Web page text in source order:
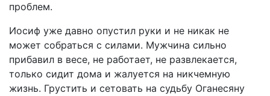
проблем.
Иосиф уже давно опустил руки и не никак не
может собраться с силами. Мужчина сильно
прибавил в весе, не работает, не развлекается,
только сидит дома и жалуется на никчемную
жизнь. Грустить и сетовать на судьбу Оганесяну